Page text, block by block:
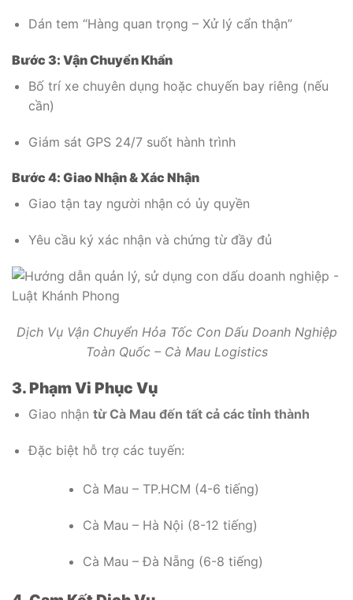
Dán tem “Hàng quan trọng – Xử lý cẩn thận”
Bước 3: Vận Chuyển Khẩn
Bố trí xe chuyên dụng hoặc chuyến bay riêng (nếu
cần)
Giám sát GPS 24/7 suốt hành trình
Bước 4: Giao Nhận & Xác Nhận
Giao tận tay người nhận có ủy quyền
Yêu cầu ký xác nhận và chứng từ đầy đủ
Dịch Vụ Vận Chuyển Hỏa Tốc Con Dấu Doanh Nghiệp
Toàn Quốc – Cà Mau Logistics
3. Phạm Vi Phục Vụ
Giao nhận từ Cà Mau đến tất cả các tỉnh thành
Đặc biệt hỗ trợ các tuyến:
Cà Mau – TP.HCM (4-6 tiếng)
Cà Mau – Hà Nội (8-12 tiếng)
Cà Mau – Đà Nẵng (6-8 tiếng)